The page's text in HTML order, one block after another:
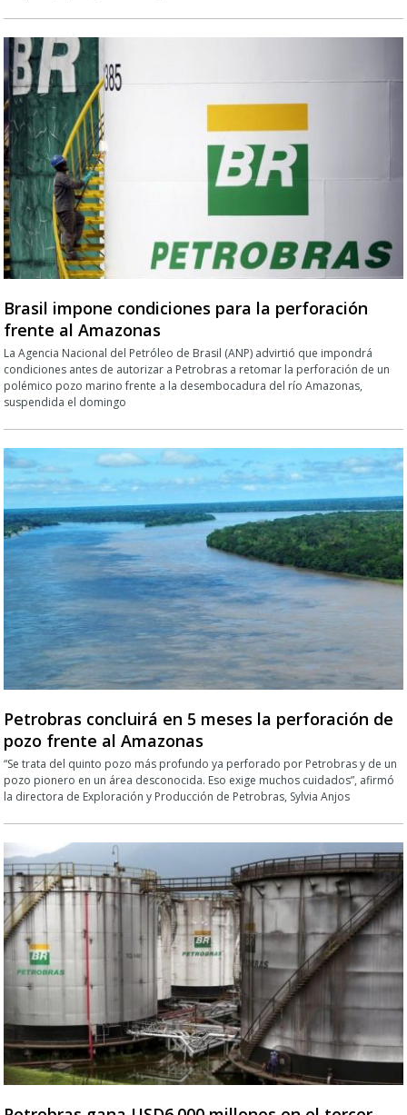
Brasil impone condiciones para la perforación
frente al Amazonas
La Agencia Nacional del Petróleo de Brasil (ANP) advirtió que impondrá
condiciones antes de autorizar a Petrobras a retomar la perforación de un
polémico pozo marino frente a la desembocadura del río Amazonas,
suspendida el domingo
Petrobras concluirá en 5 meses la perforación de
pozo frente al Amazonas
“Se trata del quinto pozo más profundo ya perforado por Petrobras y de un
pozo pionero en un área desconocida. Eso exige muchos cuidados”, afirmó
la directora de Exploración y Producción de Petrobras, Sylvia Anjos